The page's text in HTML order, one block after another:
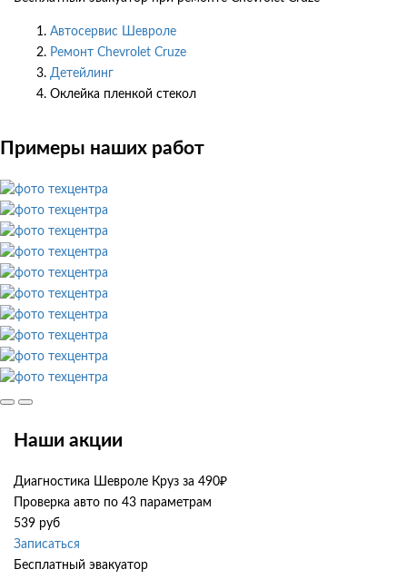
Автосервис Шевроле
Ремонт Chevrolet Cruze
Детейлинг
Оклейка пленкой стекол
Примеры наших работ
Наши акции
Диагностика Шевроле Круз за 490₽
Проверка авто по 43 параметрам
539 руб
Записаться
Бесплатный эвакуатор